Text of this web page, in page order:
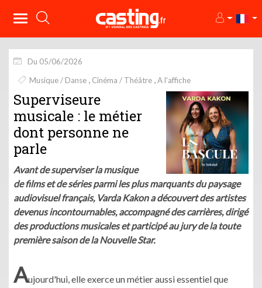
Du 05/06/2026
Musique / Danse
Cinéma / Théâtre A l'affiche
Superviseure
musicale : le métier
dont personne ne
parle
Avant de superviser la musique
de films et de séries parmi les plus marquants du paysage
audiovisuel français, Varda Kakon a découvert des artistes
devenus incontournables, accompagné des carrières, dirigé
des productions musicales et participé au jury de la toute
première saison de la Nouvelle Star.
Aujourd'hui, elle exerce un métier aussi essentiel que